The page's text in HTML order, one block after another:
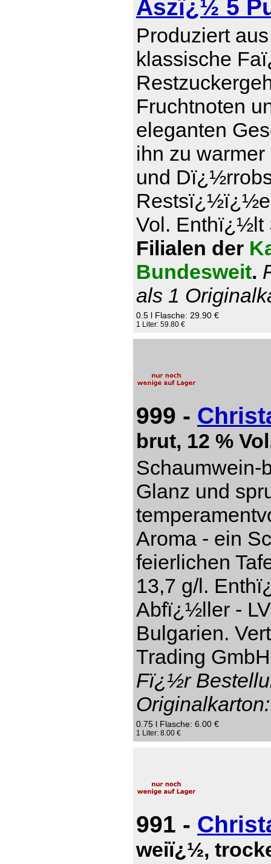
Aszï¿½ 5
Produziert
klassische
Fruchtnoten
eleganten
ihn zu
und
Restsï¿½ï¿½e
Vol. Enthï¿½lt
Filialen der
Bundesweit.
als 1
0.5 l Flasche: 29.90 €
1 Liter: 59.80 €
999 -
brut, 12 %
Schaumwein-
Glanz und
Aroma - ein
feierlichen
13,7 g/l.
Abfï¿½ller -
Bulgarien.
Trading
Fï¿½r
Originalkarton:
0.75 l Flasche: 6.00 €
1 Liter: 8.00 €
991 -
weiï¿½,